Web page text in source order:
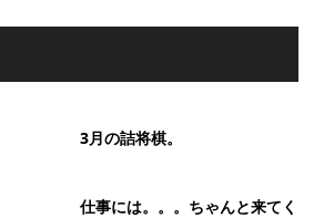
3月の詰将棋。
仕事には。。。ちゃんと来てく